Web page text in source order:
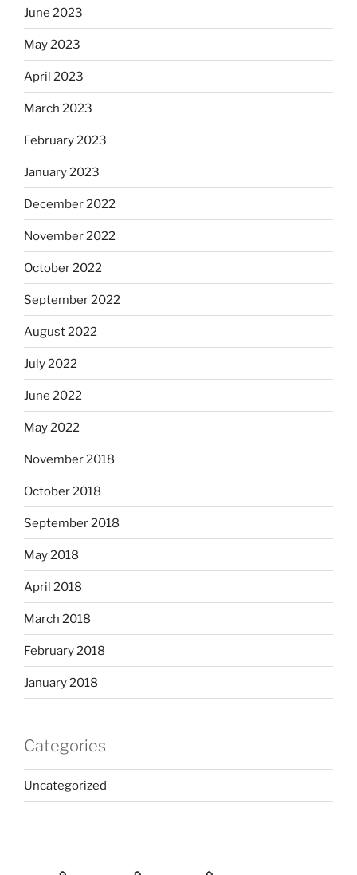
June 2023
May 2023
April 2023
March 2023
February 2023
January 2023
December 2022
November 2022
October 2022
September 2022
August 2022
July 2022
June 2022
May 2022
November 2018
October 2018
September 2018
May 2018
April 2018
March 2018
February 2018
January 2018
Categories
Uncategorized
Home Services Contact